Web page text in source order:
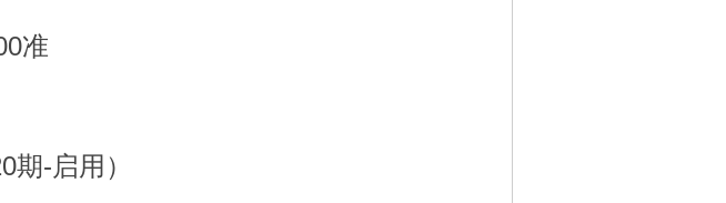
准
-启用）